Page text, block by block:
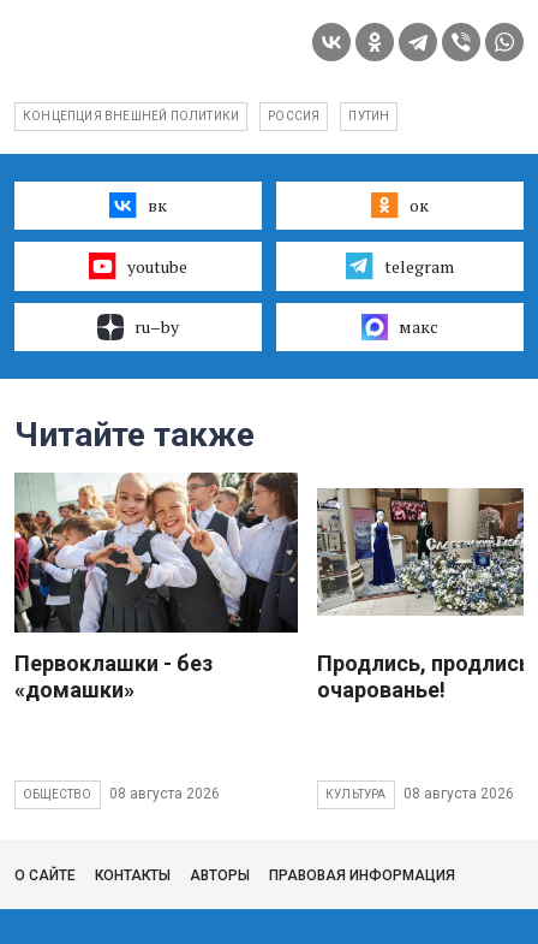
КОНЦЕПЦИЯ ВНЕШНЕЙ ПОЛИТИКИ РОССИЯ ПУТИН
вк ок
youtube telegram
ru–by макс
Читайте также
Первоклашки - без
«домашки»
ОБЩЕСТВО 08 августа 2026
Продлись, продлись
очарованье!
КУЛЬТУРА 08 августа 2026
О САЙТЕ КОНТАКТЫ АВТОРЫ ПРАВОВАЯ ИНФОРМАЦИЯ